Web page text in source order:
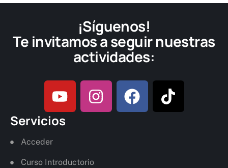
¡Síguenos!
Te invitamos a seguir nuestras
actividades:
Servicios
Acceder
Curso Introductorio